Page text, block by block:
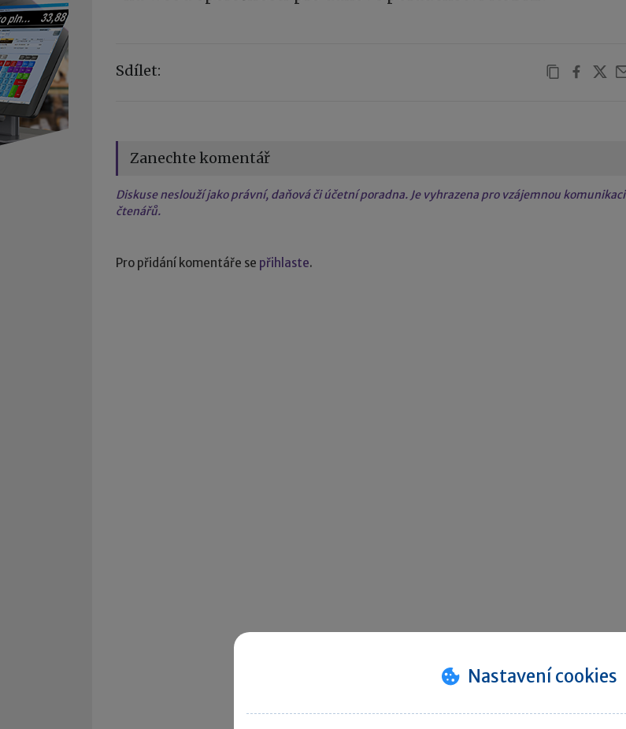
Sdílet:
Zanechte komentář
Diskuse neslouží jako právní, daňová či účetní poradna. Je vyhrazena pro vzájemnou komunikaci
čtenářů.
Pro přidání komentáře se přihlaste.
Nastavení cookies